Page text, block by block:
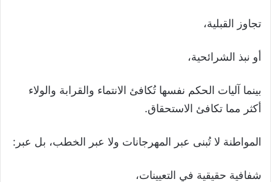
تجاوز القبلية،
أو نبذ الشرائحية،
بينما آليات الحكم نفسها تُكافئ الانتماء والقرابة والولاء
أكثر مما تكافئ الاستحقاق.
المواطنة لا تُبنى عبر المهرجانات ولا عبر الخطب، بل عبر:
شفافية حقيقية في التعيينات،